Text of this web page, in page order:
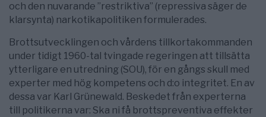
och den nuvarande ”restriktiva” (repressiva säger de
klarsynta) narkotikapolitiken formulerades.
Brottsutvecklingen och vårdens tillkortakommanden
under tidigt 1960-tal tvingade regeringen att tillsätta
ytterligare en utredning (SOU), för en gångs skull med
experter med hög kompetens och d:o integritet. En av
dessa var Karl Grünewald. Beskedet från experterna
till politikerna var: Ska ni få brottspreventiva effekter